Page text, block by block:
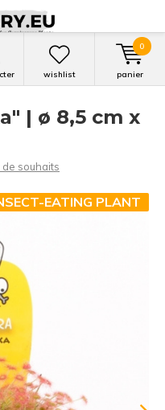
wishlist panier
0
| ø 8,5 cm x
souhaits
EATING PLANT